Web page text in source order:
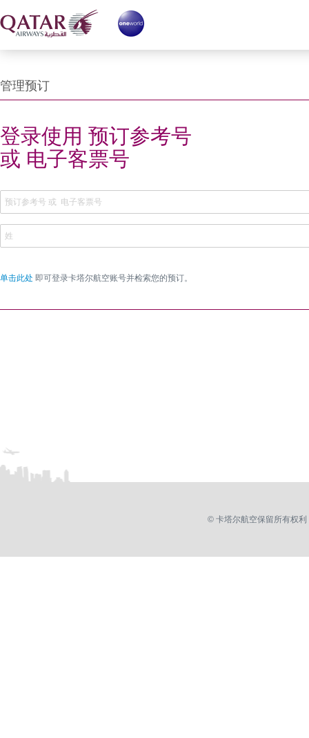
管理预订
reference or Login
登录使用 预订参考号
或 电子客票号
单击此处 即可登录卡塔尔航空账号并检索您的预订。
© 卡塔尔航空保留所有权利